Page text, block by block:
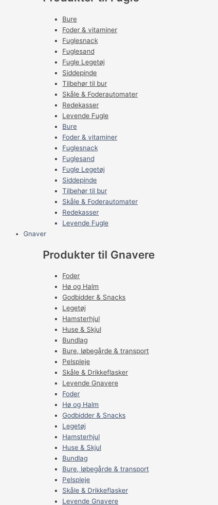
Bure
Foder & vitaminer
Fuglesnack
Fuglesand
Fugle Legetøj
Siddepinde
Tilbehør til bur
Skåle & Foderautomater
Redekasser
Levende Fugle
Bure
Foder & vitaminer
Fuglesnack
Fuglesand
Fugle Legetøj
Siddepinde
Tilbehør til bur
Skåle & Foderautomater
Redekasser
Levende Fugle
Gnaver
Produkter til Gnavere
Foder
Hø og Halm
Godbidder & Snacks
Legetøj
Hamsterhjul
Huse & Skjul
Bundlag
Bure, løbegårde & transport
Pelspleje
Skåle & Drikkeflasker
Levende Gnavere
Foder
Hø og Halm
Godbidder & Snacks
Legetøj
Hamsterhjul
Huse & Skjul
Bundlag
Bure, løbegårde & transport
Pelspleje
Skåle & Drikkeflasker
Levende Gnavere